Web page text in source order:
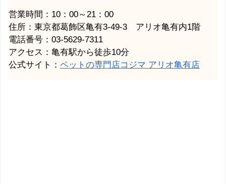
営業時間：10：00～21：00
住所：東京都葛飾区亀有3-49-3 アリオ亀有内1階
電話番号：03-5629-7311
アクセス：亀有駅から徒歩10分
公式サイト： ペットの専門店コジマ アリオ亀有店